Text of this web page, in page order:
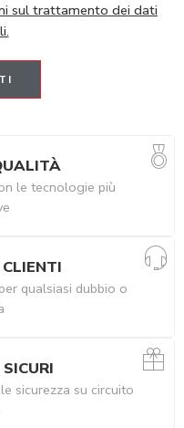
sul trattamento dei dati
le tecnologie più
qualsiasi dubbio o
sicurezza su circuito